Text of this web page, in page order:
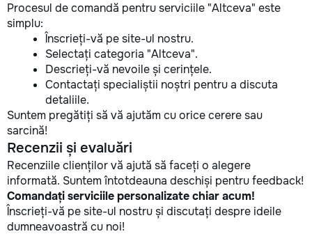
Procesul de comandă pentru serviciile "Altceva" este
simplu:
Înscrieți-vă pe site-ul nostru.
Selectați categoria "Altceva".
Descrieți-vă nevoile și cerințele.
Contactați specialiștii noștri pentru a discuta
detaliile.
Suntem pregătiți să vă ajutăm cu orice cerere sau
sarcină!
Recenzii și evaluări
Recenziile clienților vă ajută să faceți o alegere
informată. Suntem întotdeauna deschiși pentru feedback!
Comandați serviciile personalizate chiar acum!
Înscrieți-vă pe site-ul nostru și discutați despre ideile
dumneavoastră cu noi!